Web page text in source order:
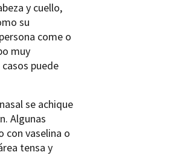
y cuello,
su
come o
muy
puede
se achique
Algunas
con vaselina o
tensa y